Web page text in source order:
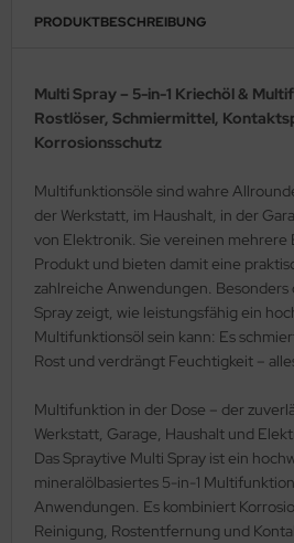
PRODUKTBESCHREIBUNG
Multi Spray – 5-in-1 Kriechöl &
Rostlöser, Schmiermittel,
Korrosionsschutz
Multifunktionsöle sind wahre
der Werkstatt, im Haushalt, in der
von Elektronik. Sie vereinen mehrere
Produkt und bieten damit eine
zahlreiche Anwendungen. Besonders
Spray zeigt, wie leistungsfähig ein
Multifunktionsöl sein kann: Es
Rost und verdrängt Feuchtigkeit –
Multifunktion in der Dose – der
Werkstatt, Garage, Haushalt und
Das Spraytive Multi Spray ist ein
mineralölbasiertes 5-in-1
Anwendungen. Es kombiniert
Reinigung, Rostentfernung und
- Sublimationspapier
Labelstock Material